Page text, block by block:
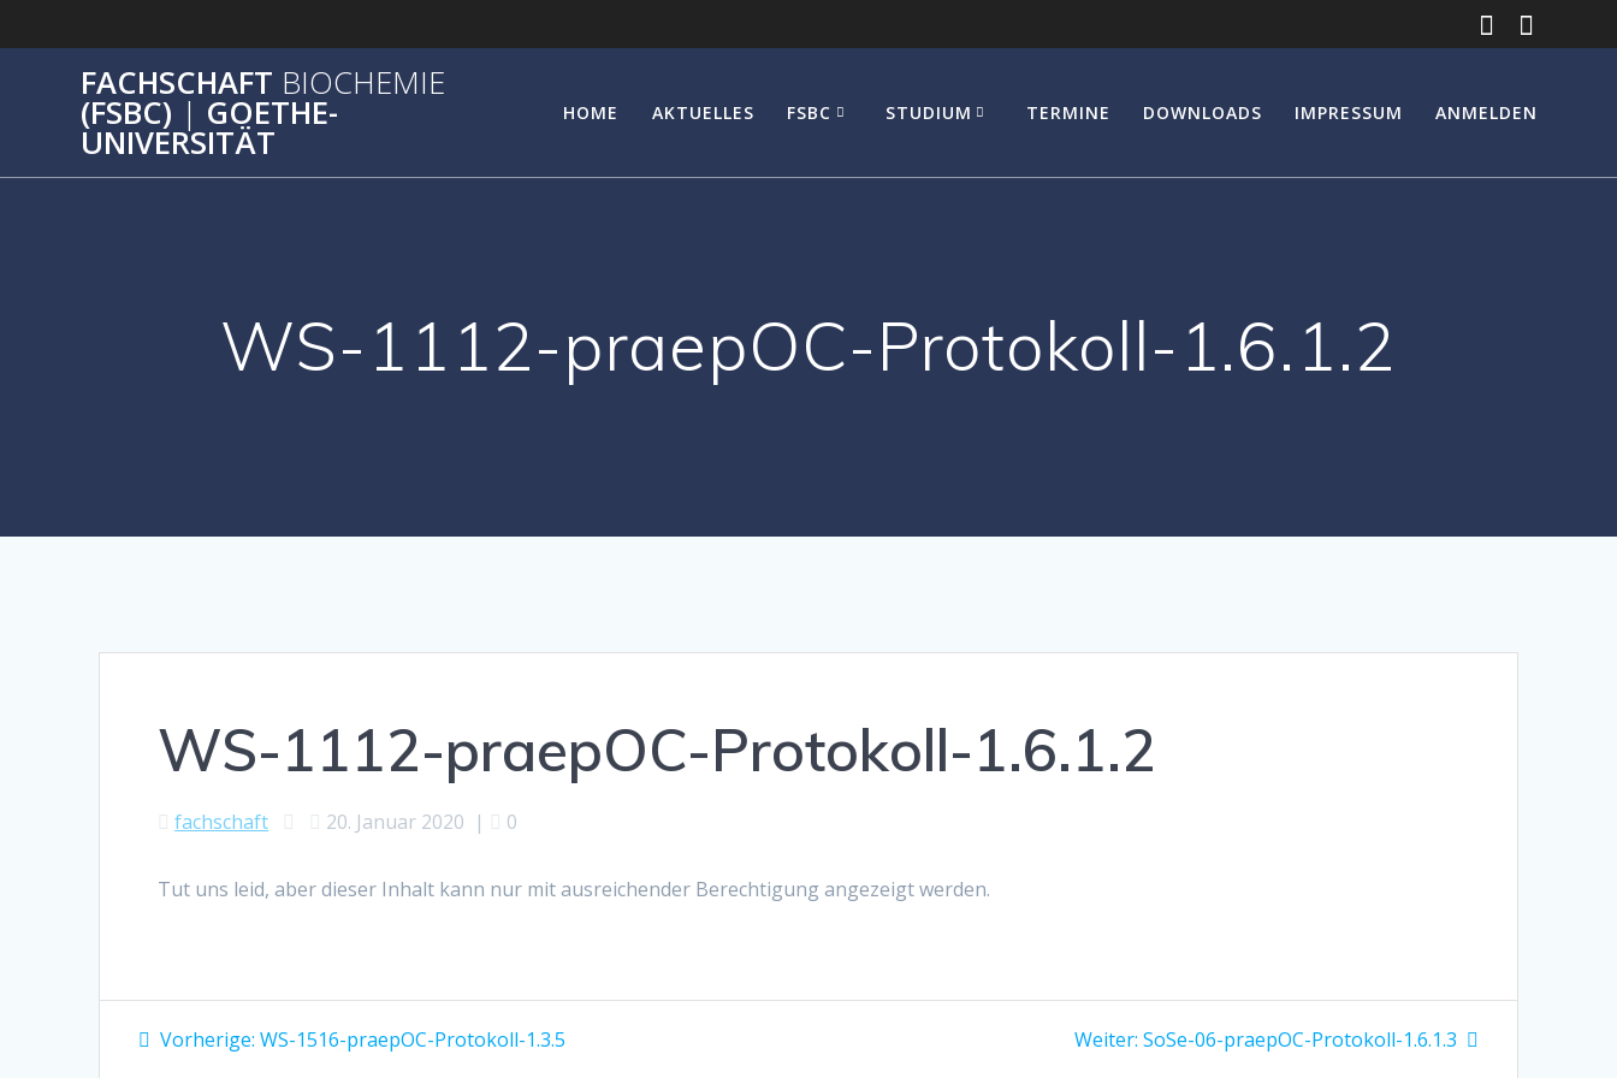
Inhalt
FACHSCHAFT BIOCHEMIE
(FSBC) | GOETHE-
UNIVERSITÄT
HOME AKTUELLES FSBC STUDIUM TERMINE DOWNLOADS IMPRESSUM ANMELDEN
WS-1112-praepOC-Protokoll-1.6.1.2
WS-1112-praepOC-Protokoll-1.6.1.2
fachschaft 20. Januar 2020 | 0
Tut uns leid, aber dieser Inhalt kann nur mit ausreichender Berechtigung angezeigt werden.
Beitragsnavigation
Vorherige: Vorheriger
WS-1516-praepOC-Protokoll-1.3.5 Weiter: Nächster
SoSe-06-praepOC-Protokoll-1.6.1.3